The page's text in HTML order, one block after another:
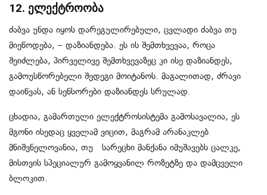
12. ელექტროობა
ძაბვა უნდა იყოს დარეგულირებული, ცვლადი ძაბვა თუ
მიეწოდება, – დაზიანდება. ეს ის შემთხვევაა, როცა
შეიძლება, პირველივე შემთხვევაზეც კი ისე დაზიანდეს,
გამოუსწორებელი შედეგი მოიტანოს. მაგალითად, ძრავი
დაიწვას, ან სენსორები დაზიანდეს სრულად.
ცხადია, გამართული ელექტროსისტემა გამოსავალია, ეს
მგონი ისედაც ყველამ ვიცით, მაგრამ არანაკლებ
მნიშვნელოვანია, თუ სარეცხი მანქანა იმუშავებს ცალკე,
მისთვის სპეციალურ გამოყვანილ როზეტზე და დამცველი
ბლოკით.